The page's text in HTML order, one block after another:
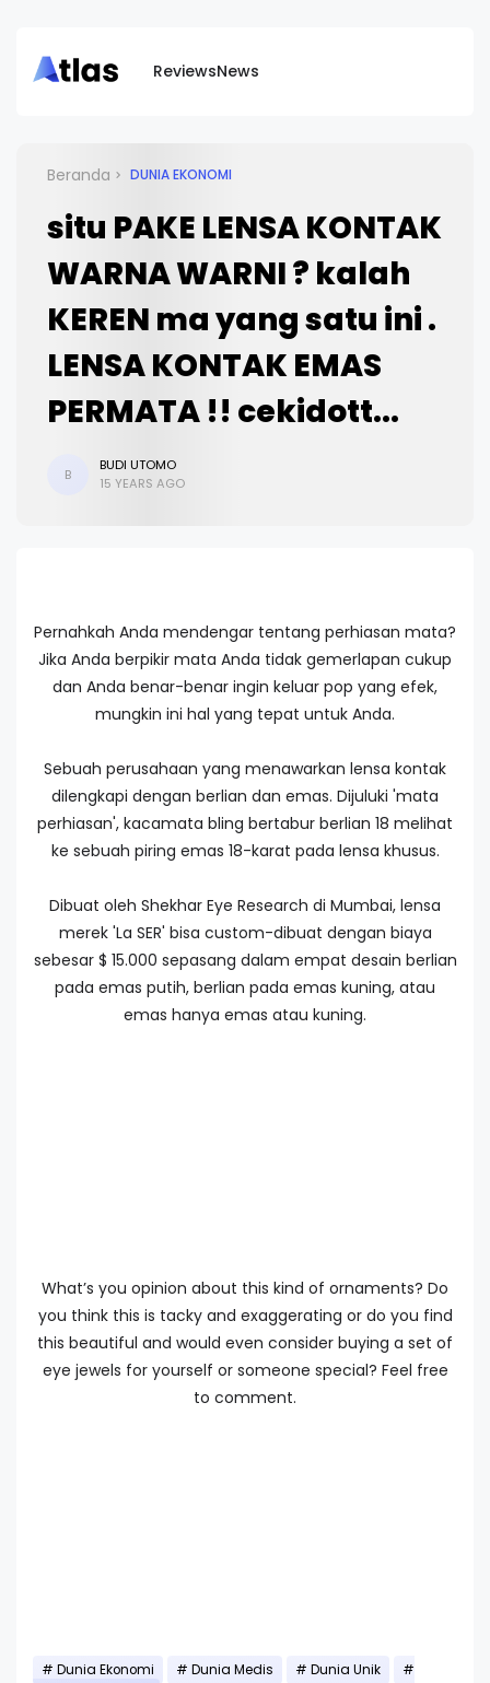
ReviewsNews
Beranda DUNIA EKONOMI
situ PAKE LENSA KONTAK
WARNA WARNI ? kalah
KEREN ma yang satu ini .
LENSA KONTAK EMAS
PERMATA !! cekidott...
B
BUDI UTOMO
15 YEARS AGO
Pernahkah Anda mendengar tentang perhiasan mata?
Jika Anda berpikir mata Anda tidak gemerlapan cukup
dan Anda benar-benar ingin keluar pop yang efek,
mungkin ini hal yang tepat untuk Anda.
Sebuah perusahaan yang menawarkan lensa kontak
dilengkapi dengan berlian dan emas. Dijuluki 'mata
perhiasan', kacamata bling bertabur berlian 18 melihat
ke sebuah piring emas 18-karat pada lensa khusus.
Dibuat oleh Shekhar Eye Research di Mumbai, lensa
merek 'La SER' bisa custom-dibuat dengan biaya
sebesar $ 15.000 sepasang dalam empat desain berlian
pada emas putih, berlian pada emas kuning, atau
emas hanya emas atau kuning.
What’s you opinion about this kind of ornaments? Do
you thinkthis is tacky and exaggerating or do you find
this beautiful and would even consider buying a set of
eye jewels for yourself or someone special? Feel free
to comment.
Dunia Ekonomi Dunia Medis
Dunia Unik